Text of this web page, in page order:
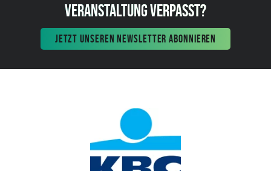
VERANSTALTUNG VERPASST?
JETZT UNSEREN NEWSLETTER ABONNIEREN